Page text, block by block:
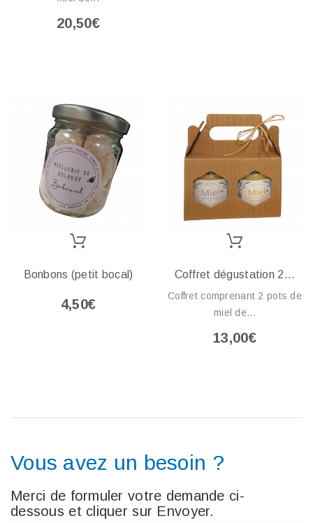
20,50€
Bonbons (petit bocal)
4,50€
Coffret dégustation 2...
Coffret comprenant 2 pots de
miel de...
13,00€
Vous avez un besoin ?
Merci de formuler votre demande ci-
dessous et cliquer sur Envoyer.